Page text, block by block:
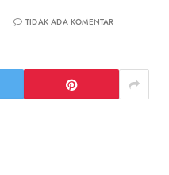
TIDAK ADA KOMENTAR